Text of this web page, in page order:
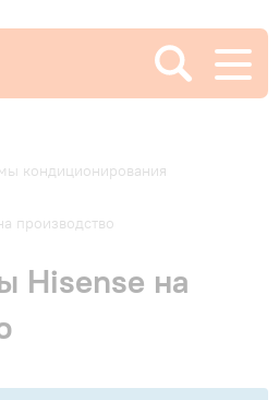
кондиционирования
производство
Hisense на